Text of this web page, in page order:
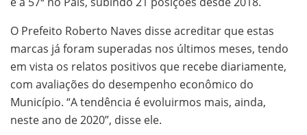
O Prefeito Roberto Naves disse acreditar que estas
marcas já foram superadas nos últimos meses, tendo
em vista os relatos positivos que recebe diariamente,
com avaliações do desempenho econômico do
Município. “A tendência é evoluirmos mais, ainda,
neste ano de 2020”, disse ele.